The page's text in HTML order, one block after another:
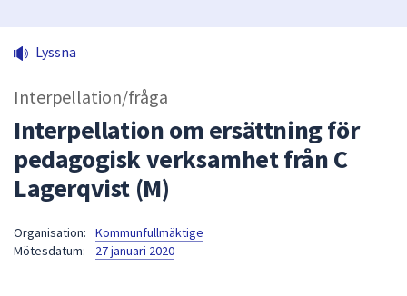
sökfältet
kommer
sökförslag
Lyssna
Interpellation/fråga
Interpellation om ersättning för
pedagogisk verksamhet från C
Lagerqvist (M)
Organisation:
Kommunfullmäktige
Mötesdatum:
27 januari 2020